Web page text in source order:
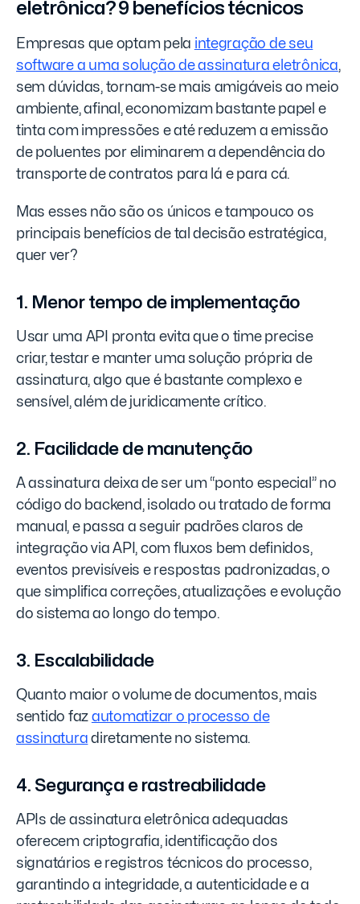
eletrônica? 9 benefícios técnicos
Empresas que optam pela integração de seu
software a uma solução de assinatura eletrônica,
sem dúvidas, tornam-se mais amigáveis ao meio
ambiente, afinal, economizam bastante papel e
tinta com impressões e até reduzem a emissão
de poluentes por eliminarem a dependência do
transporte de contratos para lá e para cá.
Mas esses não são os únicos e tampouco os
principais benefícios de tal decisão estratégica,
quer ver?
1. Menor tempo de implementação
Usar uma API pronta evita que o time precise
criar, testar e manter uma solução própria de
assinatura, algo que é bastante complexo e
sensível, além de juridicamente crítico.
2. Facilidade de manutenção
A assinatura deixa de ser um “ponto especial” no
código do backend, isolado ou tratado de forma
manual, e passa a seguir padrões claros de
integração via API, com fluxos bem definidos,
eventos previsíveis e respostas padronizadas, o
que simplifica correções, atualizações e evolução
do sistema ao longo do tempo.
3. Escalabilidade
Quanto maior o volume de documentos, mais
sentido faz automatizar o processo de
assinatura diretamente no sistema.
4. Segurança e rastreabilidade
APIs de assinatura eletrônica adequadas
oferecem criptografia, identificação dos
signatários e registros técnicos do processo,
garantindo a integridade, a autenticidade e a